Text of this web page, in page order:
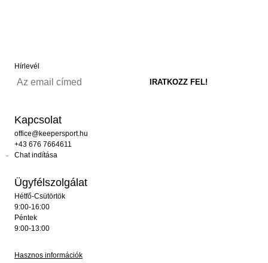
Hírlevél
Kapcsolat
office@keepersport.hu
+43 676 7664611
Chat indítása
Ügyfélszolgálat
Hétfő-Csütörtök
9:00-16:00
Péntek
9:00-13:00
Hasznos információk